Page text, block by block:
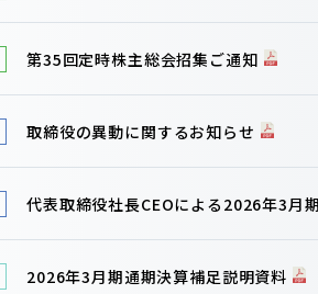
第35回定時株主総会招集ご通知
取締役の異動に関するお知らせ
代表取締役社長CEOによる2026年3月
2026年3月期通期決算補足説明資料